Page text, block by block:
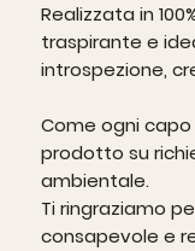
Realizzata in
traspirante e
introspezione,
Come ogni
prodotto su
ambientale.
Ti ringraziamo
consapevole e